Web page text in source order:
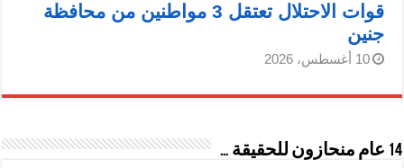
قوات الاحتلال تعتقل 3 مواطنين من محافظة
جنين
10 أغسطس، 2026
14 عام منحازون للحقيقة …